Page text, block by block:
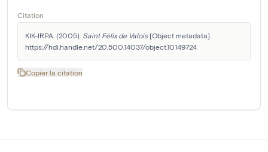
Citation
KIK-IRPA. (2005). Saint Félix de Valois [Object metadata].
https://hdl.handle.net/20.500.14037/object.10149724
Copier la citation